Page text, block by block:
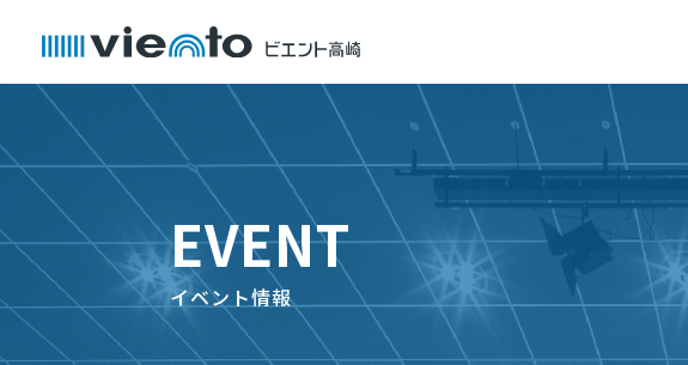
EVENT
イベント情報